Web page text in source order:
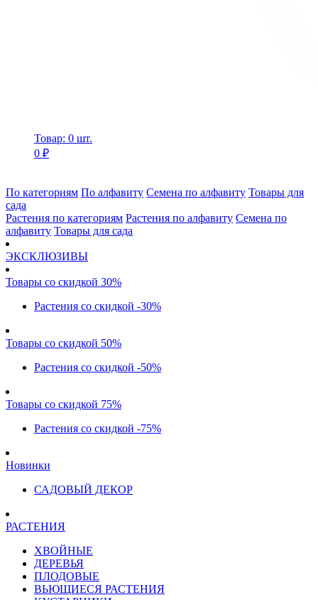
Товар: 0 шт.
0 ₽
По категориям По алфавиту Семена по алфавиту Товары для
сада
Растения по категориям Растения по алфавиту Семена по
алфавиту Товары для сада
ЭКСКЛЮЗИВЫ
Товары со скидкой 30%
Растения со скидкой -30%
Товары со скидкой 50%
Растения со скидкой -50%
Товары со скидкой 75%
Растения со скидкой -75%
Новинки
САДОВЫЙ ДЕКОР
РАСТЕНИЯ
ХВОЙНЫЕ
ДЕРЕВЬЯ
ПЛОДОВЫЕ
ВЬЮЩИЕСЯ РАСТЕНИЯ